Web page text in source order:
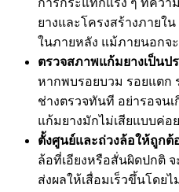
ยางและโครงสร้างภายใ
ในภายหลัง แม้ภายนอกจ
ตรวจสภาพแก้มยางเป็นป
หากพบรอยบวม รอยแตก
ช่างตรวจทันที อย่ารอจน
แก้มยางมักไม่เสียแบบค่อ
ตั้งศูนย์และถ่วงล้อให้ถูกต้
ล้อที่เอียงหรือสั่นผิดปกติ
ส่งผลให้เสื่อมเร็วขึ้นโดยไ